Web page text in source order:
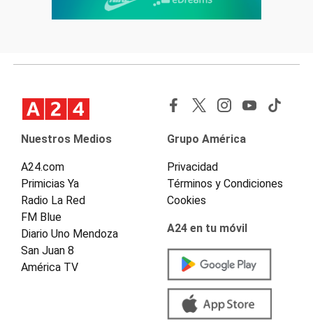
Nuestros Medios
A24.com
Primicias Ya
Radio La Red
FM Blue
Diario Uno Mendoza
San Juan 8
América TV
Grupo América
Privacidad
Términos y Condiciones
Cookies
A24 en tu móvil